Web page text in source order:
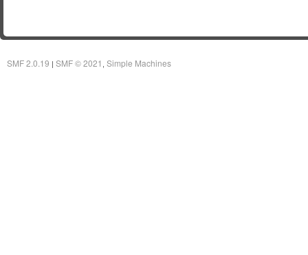
SMF 2.0.19 | SMF © 2021 Simple Machines